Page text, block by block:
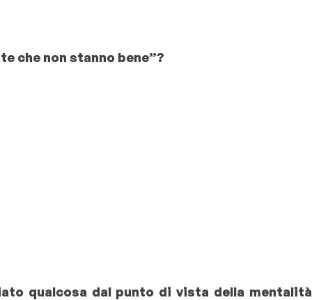
che non stanno bene”?
qualcosa dal punto di vista della mentalità